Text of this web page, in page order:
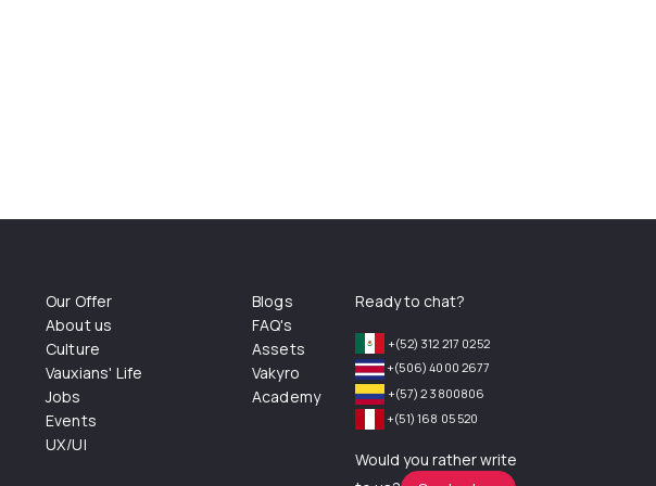
Our Offer
About us
Culture
Vauxians' Life
Jobs
Events
UX/UI
Blogs
FAQ's
Assets
Vakyro
Academy
Ready to chat?
+(52) 312 217 0252
+(506) 4000 2677
+(57) 2 3800806
+(51) 168 05 520
Would you rather write